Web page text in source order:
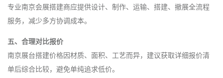
专业南京会展搭建商应提供设计、制作、运输、搭建、撤展全流程
服务，减少多方协调成本。
五、合理对比报价
南京展台搭建价格因材质、面积、工艺而异，建议获取详细报价清
单后综合比较，避免单纯追求低价。